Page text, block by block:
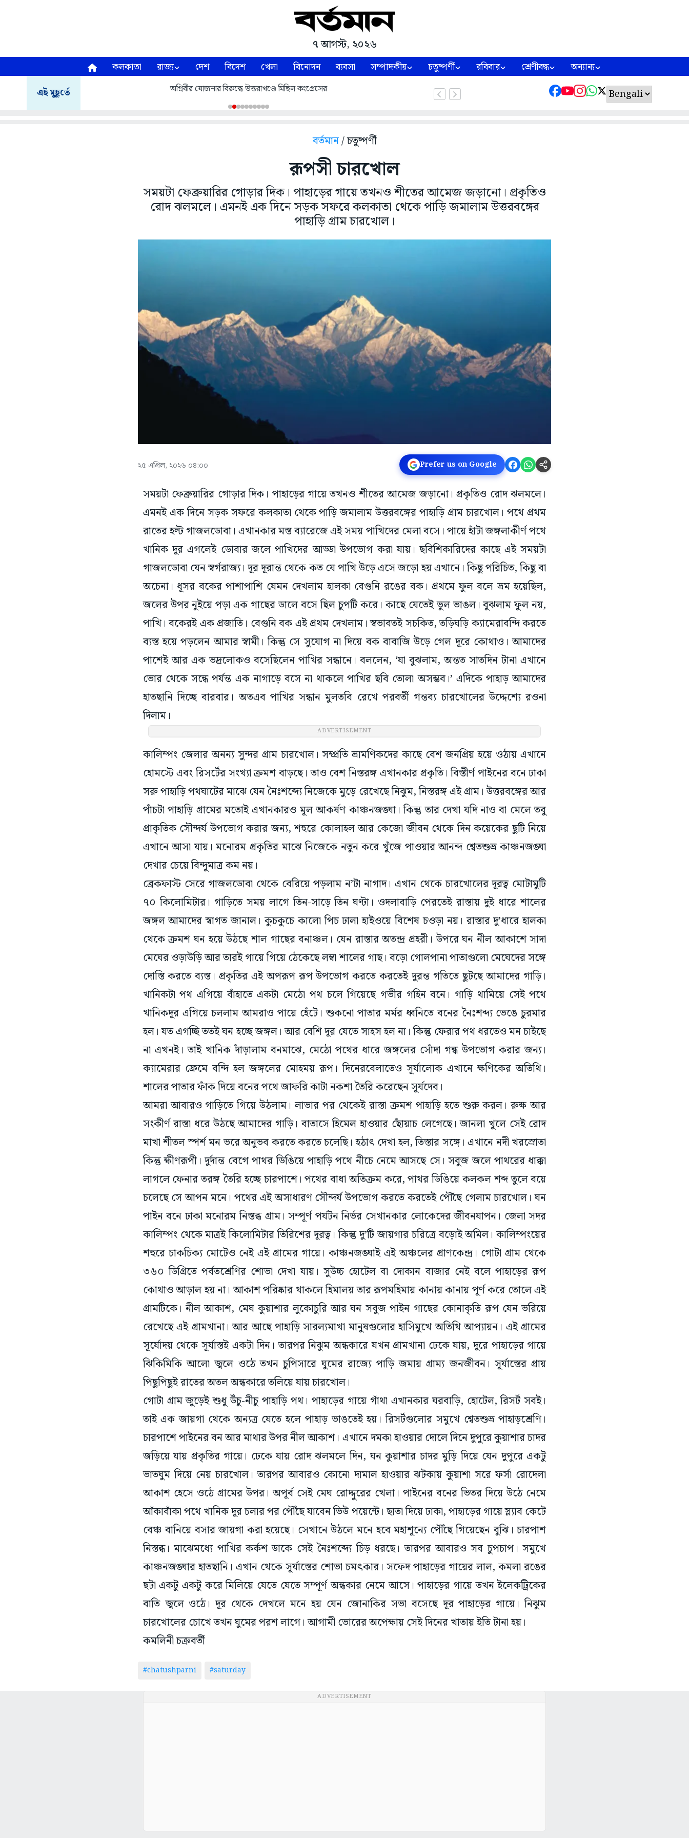
৭ আগস্ট, ২০২৬
কলকাতা রাজ্য দেশ বিদেশ খেলা বিনোদন ব্যবসা সম্পাদকীয় চতুষ্পর্ণী রবিবার শ্রেণীবদ্ধ অন্যান্য
এই মুহূর্তে অগ্নিবীর যোজনার বিরুদ্ধে উত্তরাখণ্ডে মিছিল কংগ্রেসের
বর্তমান/ চতুষ্পর্ণী
রূপসী চারখোল
সময়টা ফেব্রুয়ারির গোড়ার দিক। পাহাড়ের গায়ে তখনও শীতের আমেজ জড়ানো। প্রকৃতিও
রোদ ঝলমলে। এমনই এক দিনে সড়ক সফরে কলকাতা থেকে পাড়ি জমালাম উত্তরবঙ্গের
পাহাড়ি গ্রাম চারখোল।
২৫ এপ্রিল, ২০২৬ ০৪:০০ Prefer us on Google
সময়টা ফেব্রুয়ারির গোড়ার দিক। পাহাড়ের গায়ে তখনও শীতের আমেজ জড়ানো। প্রকৃতিও রোদ ঝলমলে।
এমনই এক দিনে সড়ক সফরে কলকাতা থেকে পাড়ি জমালাম উত্তরবঙ্গের পাহাড়ি গ্রাম চারখোল। পথে প্রথম
রাতের হল্ট গাজলডোবা। এখানকার মস্ত ব্যারেজে এই সময় পাখিদের মেলা বসে। পায়ে হাঁটা জঙ্গলাকীর্ণ পথে
খানিক দূর এগলেই ডোবার জলে পাখিদের আড্ডা উপভোগ করা যায়। ছবিশিকারিদের কাছে এই সময়টা
গাজলডোবা যেন স্বর্গরাজ্য। দূর দূরান্ত থেকে কত যে পাখি উড়ে এসে জড়ো হয় এখানে। কিছু পরিচিত, কিছু বা
অচেনা। ধূসর বকের পাশাপাশি যেমন দেখলাম হালকা বেগুনি রঙের বক। প্রথমে ফুল বলে ভ্রম হয়েছিল,
জলের উপর নুইয়ে পড়া এক গাছের ডালে বসে ছিল চুপটি করে। কাছে যেতেই ভুল ভাঙল। বুঝলাম ফুল নয়,
পাখি। বকেরই এক প্রজাতি। বেগুনি বক এই প্রথম দেখলাম। স্বভাবতই সচকিত, তড়িঘড়ি ক্যামেরাবন্দি করতে
ব্যস্ত হয়ে পড়লেন আমার স্বামী। কিন্তু সে সুযোগ না দিয়ে বক বাবাজি উড়ে গেল দূরে কোথাও। আমাদের
পাশেই আর এক ভদ্রলোকও বসেছিলেন পাখির সন্ধানে। বললেন, ‘যা বুঝলাম, অন্তত সাতদিন টানা এখানে
ভোর থেকে সন্ধে পর্যন্ত এক নাগাড়ে বসে না থাকলে পাখির ছবি তোলা অসম্ভব।’ এদিকে পাহাড় আমাদের
হাতছানি দিচ্ছে বারবার। অতএব পাখির সন্ধান মুলতবি রেখে পরবর্তী গন্তব্য চারখোলের উদ্দেশ্যে রওনা
দিলাম।
কালিম্পং জেলার অনন্য সুন্দর গ্রাম চারখোল। সম্প্রতি ভ্রামণিকদের কাছে বেশ জনপ্রিয় হয়ে ওঠায় এখানে
হোমস্টে এবং রিসর্টের সংখ্যা ক্রমশ বাড়ছে। তাও বেশ নিস্তরঙ্গ এখানকার প্রকৃতি। বিস্তীর্ণ পাইনের বনে ঢাকা
সরু পাহাড়ি পথঘাটের মাঝে যেন নৈঃশব্দ্যে নিজেকে মুড়ে রেখেছে নিঝুম, নিস্তরঙ্গ এই গ্রাম। উত্তরবঙ্গের আর
পাঁচটা পাহাড়ি গ্রামের মতোই এখানকারও মূল আকর্ষণ কাঞ্চনজঙ্ঘা। কিন্তু তার দেখা যদি নাও বা মেলে তবু
প্রাকৃতিক সৌন্দর্য উপভোগ করার জন্য, শহুরে কোলাহল আর কেজো জীবন থেকে দিন কয়েকের ছুটি নিয়ে
এখানে আসা যায়। মনোরম প্রকৃতির মাঝে নিজেকে নতুন করে খুঁজে পাওয়ার আনন্দ শ্বেতশুভ্র কাঞ্চনজঙ্ঘা
দেখার চেয়ে বিন্দুমাত্র কম নয়।
ব্রেকফাস্ট সেরে গাজলডোবা থেকে বেরিয়ে পড়লাম ন’টা নাগাদ। এখান থেকে চারখোলের দূরত্ব মোটামুটি
৭০ কিলোমিটার। গাড়িতে সময় লাগে তিন-সাড়ে তিন ঘণ্টা। ওদলাবাড়ি পেরতেই রাস্তায় দুই ধারে শালের
জঙ্গল আমাদের স্বাগত জানাল। কুচকুচে কালো পিচ ঢালা হাইওয়ে বিশেষ চওড়া নয়। রাস্তার দু’ধারে হালকা
থেকে ক্রমশ ঘন হয়ে উঠছে শাল গাছের বনাঞ্চল। যেন রাস্তার অতন্দ্র প্রহরী। উপরে ঘন নীল আকাশে সাদা
মেঘের ওড়াউড়ি আর তারই গায়ে গিয়ে ঠেকেছে লম্বা শালের গাছ। বড়ো গোলপানা পাতাগুলো মেঘেদের সঙ্গে
দোস্তি করতে ব্যস্ত। প্রকৃতির এই অপরূপ রূপ উপভোগ করতে করতেই দুরন্ত গতিতে ছুটছে আমাদের গাড়ি।
খানিকটা পথ এগিয়ে বাঁহাতে একটা মেঠো পথ চলে গিয়েছে গভীর গহিন বনে। গাড়ি থামিয়ে সেই পথে
খানিকদূর এগিয়ে চললাম আমরাও পায়ে হেঁটে। শুকনো পাতার মর্মর ধ্বনিতে বনের নৈঃশব্দ্য ভেঙে চুরমার
হল। যত এগচ্ছি ততই ঘন হচ্ছে জঙ্গল। আর বেশি দূর যেতে সাহস হল না। কিন্তু ফেরার পথ ধরতেও মন চাইছে
না এখনই। তাই খানিক দাঁড়ালাম বনমাঝে, মেঠো পথের ধারে জঙ্গলের সোঁদা গন্ধ উপভোগ করার জন্য।
ক্যামেরার ফ্রেমে বন্দি হল জঙ্গলের মোহময় রূপ। দিনেরবেলাতেও সূর্যালোক এখানে ক্ষণিকের অতিথি।
শালের পাতার ফাঁক দিয়ে বনের পথে জাফরি কাটা নকশা তৈরি করেছেন সূর্যদেব।
আমরা আবারও গাড়িতে গিয়ে উঠলাম। লাভার পর থেকেই রাস্তা ক্রমশ পাহাড়ি হতে শুরু করল। রুক্ষ আর
সংকীর্ণ রাস্তা ধরে উঠছে আমাদের গাড়ি। বাতাসে হিমেল হাওয়ার ছোঁয়াচ লেগেছে। জানলা খুলে সেই রোদ
মাখা শীতল স্পর্শ মন ভরে অনুভব করতে করতে চলেছি। হঠাৎ দেখা হল, তিস্তার সঙ্গে। এখানে নদী খরস্রোতা
কিন্তু ক্ষীণরূপী। দুর্দান্ত বেগে পাথর ডিঙিয়ে পাহাড়ি পথে নীচে নেমে আসছে সে। সবুজ জলে পাথরের ধাক্কা
লাগলে ফেনার তরঙ্গ তৈরি হচ্ছে চারপাশে। পথের বাধা অতিক্রম করে, পাথর ডিঙিয়ে কলকল শব্দ তুলে বয়ে
চলেছে সে আপন মনে। পথের এই অসাধারণ সৌন্দর্য উপভোগ করতে করতেই পৌঁছে গেলাম চারখোল। ঘন
পাইন বনে ঢাকা মনোরম নিস্তব্ধ গ্রাম। সম্পূর্ণ পর্যটন নির্ভর সেখানকার লোকেদের জীবনযাপন। জেলা সদর
কালিম্পং থেকে মাত্রই কিলোমিটার তিরিশের দূরত্ব। কিন্তু দু’টি জায়গার চরিত্রে বড়োই অমিল। কালিম্পংয়ের
শহুরে চাকচিক্য মোটেও নেই এই গ্রামের গায়ে। কাঞ্চনজঙ্ঘাই এই অঞ্চলের প্রাণকেন্দ্র। গোটা গ্রাম থেকে
৩৬০ ডিগ্রিতে পর্বতশ্রেণির শোভা দেখা যায়। সুউচ্চ হোটেল বা দোকান বাজার নেই বলে পাহাড়ের রূপ
কোথাও আড়াল হয় না। আকাশ পরিষ্কার থাকলে হিমালয় তার রূপমহিমায় কানায় কানায় পূর্ণ করে তোলে এই
গ্রামটিকে। নীল আকাশ, মেঘ কুয়াশার লুকোচুরি আর ঘন সবুজ পাইন গাছের কোনাকৃতি রূপ যেন ভরিয়ে
রেখেছে এই গ্রামখানা। আর আছে পাহাড়ি সারল্যমাখা মানুষগুলোর হাসিমুখে অতিথি আপ্যায়ন। এই গ্রামের
সূর্যোদয় থেকে সূর্যাস্তই একটা দিন। তারপর নিঝুম অন্ধকারে যখন গ্রামখানা ঢেকে যায়, দূরে পাহাড়ের গায়ে
ঝিকিমিকি আলো জ্বলে ওঠে তখন চুপিসারে ঘুমের রাজ্যে পাড়ি জমায় গ্রাম্য জনজীবন। সূর্যাস্তের প্রায়
পিছুপিছুই রাতের অতল অন্ধকারে তলিয়ে যায় চারখোল।
গোটা গ্রাম জুড়েই শুধু উঁচু-নীচু পাহাড়ি পথ। পাহাড়ের গায়ে গাঁথা এখানকার ঘরবাড়ি, হোটেল, রিসর্ট সবই।
তাই এক জায়গা থেকে অন্যত্র যেতে হলে পাহাড় ভাঙতেই হয়। রিসর্টগুলোর সমুখে শ্বেতশুভ্র পাহাড়শ্রেণি।
চারপাশে পাইনের বন আর মাথার উপর নীল আকাশ। এখানে দমকা হাওয়ার দোলে দিনে দুপুরে কুয়াশার চাদর
জড়িয়ে যায় প্রকৃতির গায়ে। ঢেকে যায় রোদ ঝলমলে দিন, ঘন কুয়াশার চাদর মুড়ি দিয়ে যেন দুপুরে একটু
ভাতঘুম দিয়ে নেয় চারখোল। তারপর আবারও কোনো দামাল হাওয়ার ঝটকায় কুয়াশা সরে ফর্সা রোদেলা
আকাশ হেসে ওঠে গ্রামের উপর। অপূর্ব সেই মেঘ রোদ্দুরের খেলা। পাইনের বনের ভিতর দিয়ে উঠে নেমে
আঁকাবাঁকা পথে খানিক দূর চলার পর পৌঁছে যাবেন ভিউ পয়েন্টে। ছাতা দিয়ে ঢাকা, পাহাড়ের গায়ে স্ল্যাব কেটে
বেঞ্চ বানিয়ে বসার জায়গা করা হয়েছে। সেখানে উঠলে মনে হবে মহাশূন্যে পৌঁছে গিয়েছেন বুঝি। চারপাশ
নিস্তব্ধ। মাঝেমধ্যে পাখির কর্কশ ডাকে সেই নৈঃশব্দ্যে চিড় ধরছে। তারপর আবারও সব চুপচাপ। সমুখে
কাঞ্চনজঙ্ঘার হাতছানি। এখান থেকে সূর্যাস্তের শোভা চমৎকার। সফেদ পাহাড়ের গায়ের লাল, কমলা রঙের
ছটা একটু একটু করে মিলিয়ে যেতে যেতে সম্পূর্ণ অন্ধকার নেমে আসে। পাহাড়ের গায়ে তখন ইলেকট্রিকের
বাতি জ্বলে ওঠে। দূর থেকে দেখলে মনে হয় যেন জোনাকির সভা বসেছে দূর পাহাড়ের গায়ে। নিঝুম
চারখোলের চোখে তখন ঘুমের পরশ লাগে। আগামী ভোরের অপেক্ষায় সেই দিনের খাতায় ইতি টানা হয়।
কমলিনী চক্রবর্তী